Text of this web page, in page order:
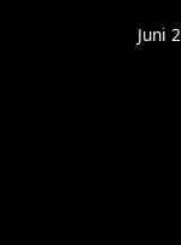
Juni